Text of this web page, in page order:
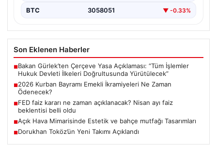
BTC 3058051 ▼ -0.33%
Son Eklenen Haberler
■Bakan Gürlek’ten Çerçeve Yasa Açıklaması: “Tüm İşlemler
Hukuk Devleti İlkeleri Doğrultusunda Yürütülecek”
■2026 Kurban Bayramı Emekli İkramiyeleri Ne Zaman
Ödenecek?
■FED faiz kararı ne zaman açıklanacak? Nisan ayı faiz
beklentisi belli oldu
■Açık Hava Mimarisinde Estetik ve bahçe mutfağı Tasarımları
■Dorukhan Toköz’ün Yeni Takımı Açıklandı